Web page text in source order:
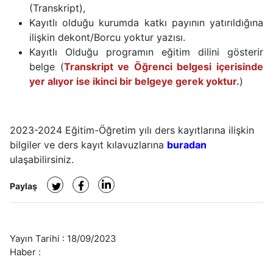
(Transkript),
Kayıtlı olduğu kurumda katkı payının yatırıldığına
ilişkin dekont/Borcu yoktur yazısı.
Kayıtlı Olduğu programın eğitim dilini gösterir
belge (Transkript ve Öğrenci belgesi içerisinde
yer alıyor ise ikinci bir belgeye gerek yoktur.)
2023-2024 Eğitim-Öğretim yılı ders kayıtlarına ilişkin
bilgiler ve ders kayıt kılavuzlarına buradan
ulaşabilirsiniz.
Paylaş
Yayın Tarihi : 18/09/2023
Haber :